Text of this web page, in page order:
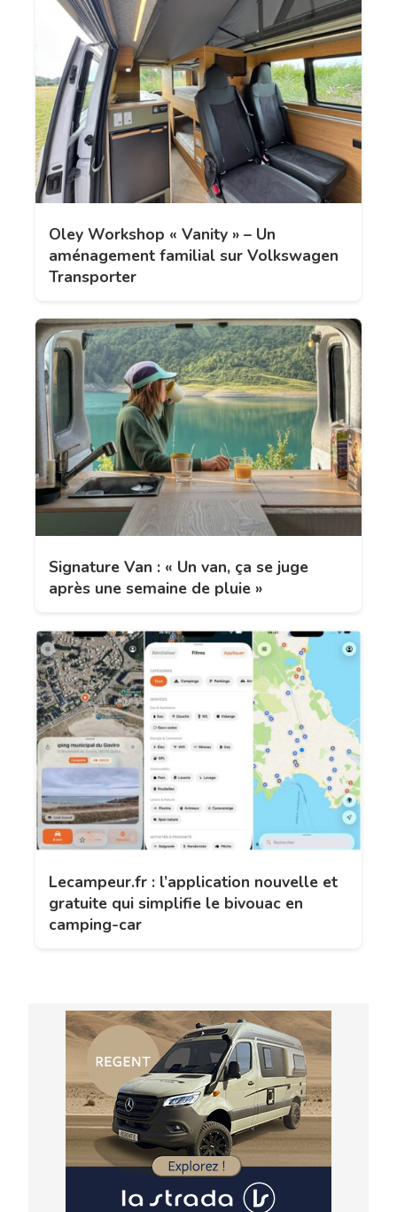
Oley Workshop « Vanity » – Un
aménagement familial sur Volkswagen
Transporter
Signature Van : « Un van, ça se juge
après une semaine de pluie »
Lecampeur.fr : l’application nouvelle et
gratuite qui simplifie le bivouac en
camping-car